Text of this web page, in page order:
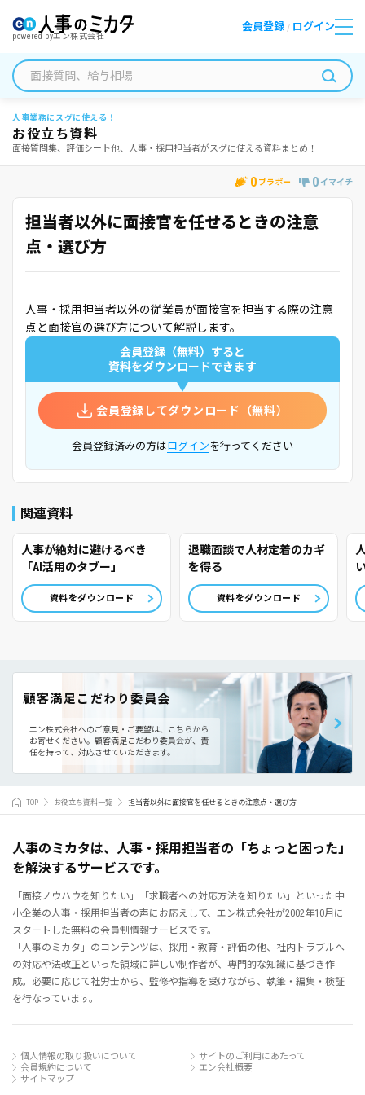
powered byエン株式会社
会員登録 / ログイン
人事業務にスグに使える！
お役立ち資料
面接質問集、評価シート他、人事・採用担当者がスグに使える資料まとめ！
0 ブラボー 0 イマイチ
担当者以外に面接官を任せるときの注意
点・選び方
人事・採用担当者以外の従業員が面接官を担当する際の注意
点と面接官の選び方について解説します。
会員登録（無料）すると
資料をダウンロードできます
会員登録してダウンロード（無料）
会員登録済みの方はログインを行ってください
関連資料
人事が絶対に避けるべき
「AI活用のタブー」
資料をダウンロード
退職面談で人材定着のカギ
を得る
資料をダウンロード
顧客満足こだわり委員会
エン株式会社へのご意見・ご要望は、こちらから
お寄せください。 顧客満足こだわり委員会が、責
任を持って、対応させていただきます。
TOP お役立ち資料一覧 担当者以外に面接官を任せるときの注意点・選び方
人事のミカタは、人事・採用担当者の「ちょっと困った」
を解決するサービスです。
「面接ノウハウを知りたい」「求職者への対応方法を知りたい」といった中
小企業の人事・採用担当者の声にお応えして、エン株式会社が2002年10月に
スタートした無料の会員制情報サービスです。
「人事のミカタ」のコンテンツは、採用・教育・評価の他、社内トラブルへ
の対応や法改正といった領域に詳しい制作者が、専門的な知識に基づき作
成。必要に応じて社労士から、監修や指導を受けながら、執筆・編集・検証
を行なっています。
個人情報の取り扱いについて
サイトのご利用にあたって
会員規約について
エン会社概要
サイトマップ